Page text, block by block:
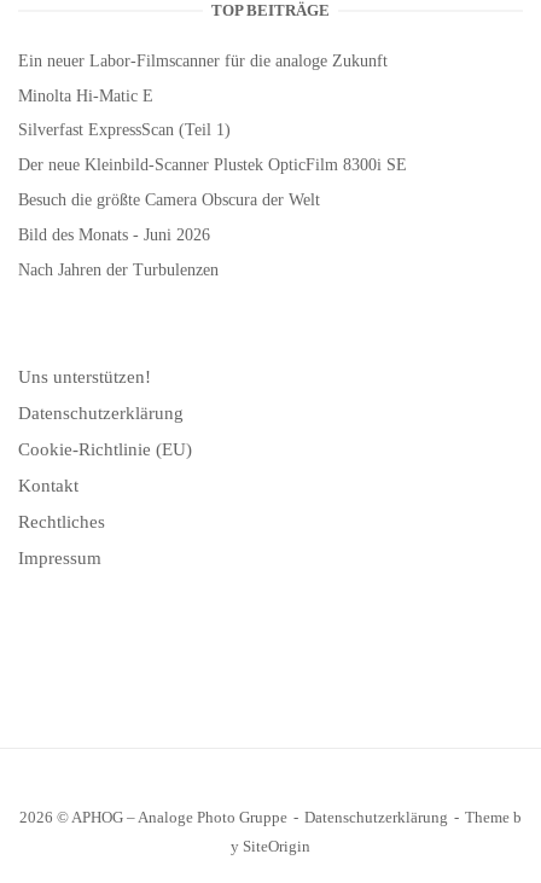
TOP BEITRÄGE
Ein neuer Labor-Filmscanner für die analoge Zukunft
Minolta Hi-Matic E
Silverfast ExpressScan (Teil 1)
Der neue Kleinbild-Scanner Plustek OpticFilm 8300i SE
Besuch die größte Camera Obscura der Welt
Bild des Monats - Juni 2026
Nach Jahren der Turbulenzen
Uns unterstützen!
Datenschutzerklärung
Cookie-Richtlinie (EU)
Kontakt
Rechtliches
Impressum
2026 © APHOG – Analoge Photo Gruppe Datenschutzerklärung
Theme b
y SiteOrigin